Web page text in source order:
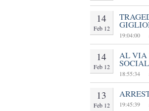
14
Feb 12
19:04:00
14
Feb 12
AL VIA
18:55:34
13
Feb 12 19:45:39